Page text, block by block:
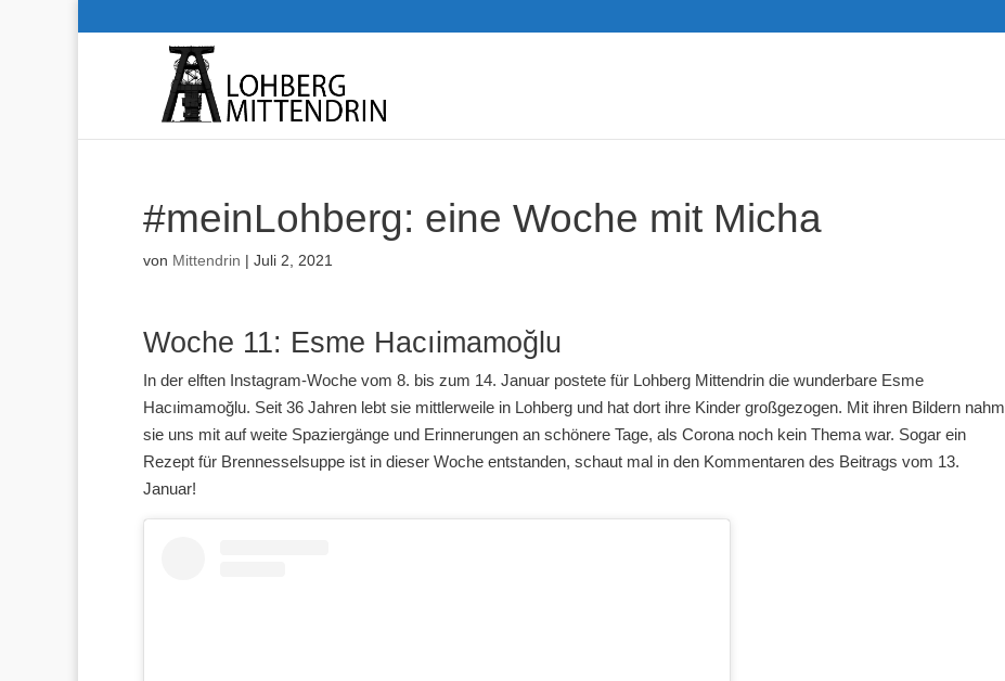
#meinLohberg: eine Woche mit Micha
von Mittendrin | Juli 2, 2021
Woche 11: Esme Hacıimamoğlu
In der elften Instagram-Woche vom 8. bis zum 14. Januar postete für Lohberg Mittendrin die wunderbare Esme
Hacıimamoğlu. Seit 36 Jahren lebt sie mittlerweile in Lohberg und hat dort ihre Kinder großgezogen. Mit ihren Bildern nahm
sie uns mit auf weite Spaziergänge und Erinnerungen an schönere Tage, als Corona noch kein Thema war. Sogar ein
Rezept für Brennesselsuppe ist in dieser Woche entstanden, schaut mal in den Kommentaren des Beitrags vom 13.
Januar!